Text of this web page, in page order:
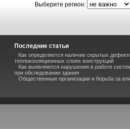
Выберите регион:
Последние статьи
Как определяется наличие скрытых
теплоизоляционных слоях конструкций
Как выявляются нарушения в работе
при обследовании здания
Общественные организации и борьба за